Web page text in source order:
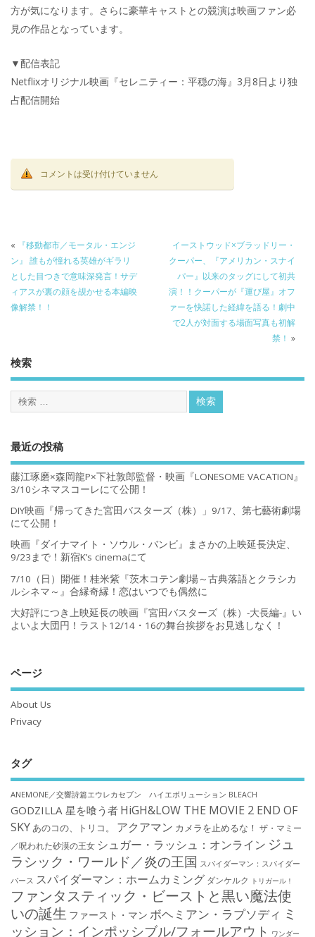
方が気になります。さらに豪華キャストとの競演は映画ファン必
見の作品となっています。
▼配信表記
Netflixオリジナル映画『セレニティー：平穏の海』3月8日より独
占配信開始
コメントは受け付けていません
«
『移動都市／モータル・エンジ
ン』 誰もが憧れる英雄がギラリ
とした目つきで意味深発言！サデ
ィアスが裏の顔を覘かせる本編映
像解禁！！
イーストウッド×ブラッドリー・
クーパー、『アメリカン・スナイ
パー』以来のタッグにして初共
演！！クーパーが『運び屋』オフ
ァーを快諾した経緯を語る！劇中
で2人が対面する場面写真も初解
禁！ »
検索
最近の投稿
藤江琢磨×森岡龍P×下社敦郎監督・映画『LONESOME VACATION』
3/10シネマスコーレにて公開！
DIY映画『帰ってきた宮田バスターズ（株）」9/17、第七藝術劇場
にて公開！
映画『ダイナマイト・ソウル・バンビ』まさかの上映延長決定、
9/23まで！新宿K’s cinemaにて
7/10（日）開催！桂米紫『茨木コテン劇場～古典落語とクラシカ
ルシネマ～』合縁奇縁！恋はいつでも偶然に
大好評につき上映延長の映画『宮田バスターズ（株）-大長編-』い
よいよ大団円！ラスト12/14・16の舞台挨拶をお見逃しなく！
ページ
About Us
Privacy
タグ
ANEMONE／交響詩篇エウレカセブン ハイエボリューション BLEACH
GODZILLA 星を喰う者 HiGH&LOW THE MOVIE 2 END OF
SKYあのコの、トリコ。 アクアマン カメラを止めるな！ ザ・マミー
／呪われた砂漠の王女 シュガー・ラッシュ：オンライン ジュ
ラシック・ワールド／炎の王国 スパイダーマン：スパイダー
バース スパイダーマン：ホームカミング ダンケルク トリガール！
ファンタスティック・ビーストと黒い魔法使
いの誕生 ファースト・マン ボヘミアン・ラプソディ ミ
ッション：インポッシブル/フォールアウト ワンダー